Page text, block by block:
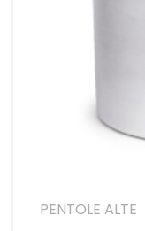
PENTOLE ALTE